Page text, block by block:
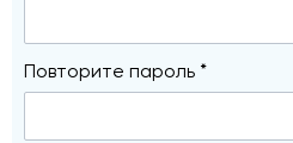
Повторите пароль *